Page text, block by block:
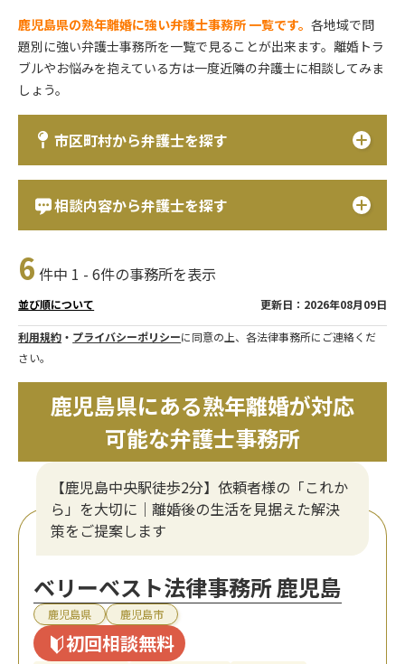
鹿児島県の熟年離婚に強い弁護士事務所 一覧です。各地域で問
題別に強い弁護士事務所を一覧で見ることが出来ます。離婚トラ
ブルやお悩みを抱えている方は一度近隣の弁護士に相談してみま
しょう。
市区町村から弁護士を探す
相談内容から弁護士を探す
6 件中 1 - 6件の事務所を表示
並び順について 更新日：2026年08月09日
利用規約 ・ プライバシーポリシーに同意の上、各法律事務所にご連絡くだ
さい。
鹿児島県にある熟年離婚が対応
可能な弁護士事務所
【鹿児島中央駅徒歩2分】依頼者様の「これか
ら」を大切に｜離婚後の生活を見据えた解決
策をご提案します
ベリーベスト法律事務所 鹿児島
鹿児島県 鹿児島市
初回相談無料